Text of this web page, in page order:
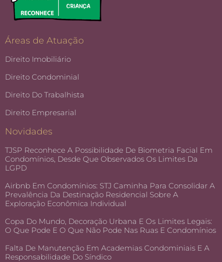
Áreas de Atuação
Direito Imobiliário
Direito Condominial
Direito Do Trabalhista
Direito Empresarial
Novidades
TJSP Reconhece A Possibilidade De Biometria Facial Em
Condomínios, Desde Que Observados Os Limites Da
LGPD
Airbnb Em Condomínios: STJ Caminha Para Consolidar A
Prevalência Da Destinação Residencial Sobre A
Exploração Econômica Individual
Copa Do Mundo, Decoração Urbana E Os Limites Legais:
O Que Pode E O Que Não Pode Nas Ruas E Condomínios
Falta De Manutenção Em Academias Condominiais E A
Responsabilidade Do Síndico